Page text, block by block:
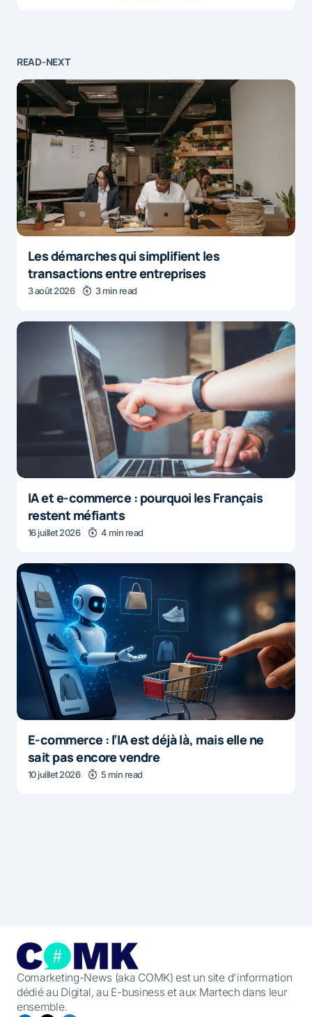
READ-NEXT
Les démarches qui simplifient les
transactions entre entreprises
3 août 2026 3 min read
IA et e-commerce : pourquoi les Français
restent méfiants
16 juillet 2026 4 min read
E-commerce : l’IA est déjà là, mais elle ne
sait pas encore vendre
10 juillet 2026 5 min read
Comarketing-News (aka COMK) est un site d'information
dédié au Digital, au E-business et aux Martech dans leur
ensemble.